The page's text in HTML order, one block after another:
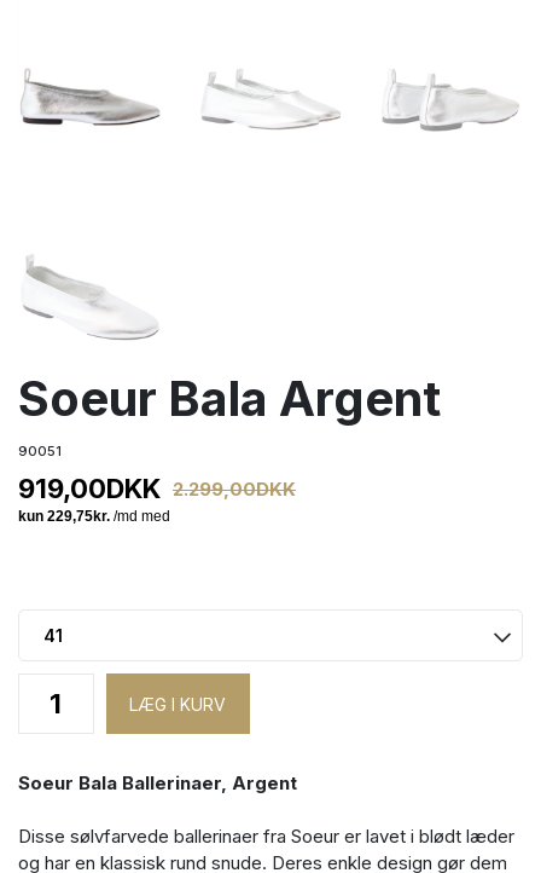
Soeur Bala Argent
90051
919,00DKK 2.299,00DKK
Soeur Bala Ballerinaer, Argent
Disse sølvfarvede ballerinaer fra Soeur er lavet i blødt læder
og har en klassisk rund snude. Deres enkle design gør dem